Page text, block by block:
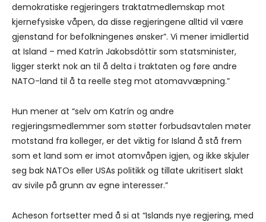
demokratiske regjeringers traktatmedlemskap mot
kjernefysiske våpen, da disse regjeringene alltid vil være
gjenstand for befolkningenes ønsker”. Vi mener imidlertid
at Island – med Katrín Jakobsdóttir som statsminister,
ligger sterkt nok an til å delta i traktaten og føre andre
NATO-land til å ta reelle steg mot atomavvæpning.”
Hun mener at “selv om Katrín og andre
regjeringsmedlemmer som støtter forbudsavtalen møter
motstand fra kolleger, er det viktig for Island å stå frem
som et land som er imot atomvåpen igjen, og ikke skjuler
seg bak NATOs eller USAs politikk og tillate ukritisert slakt
av sivile på grunn av egne interesser.”
Acheson fortsetter med å si at “Islands nye regjering, med